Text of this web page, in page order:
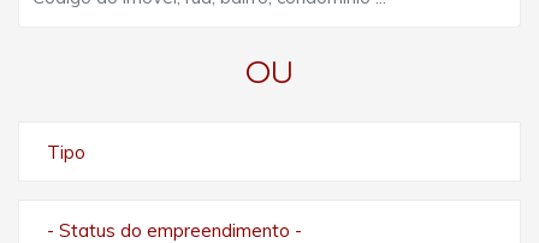
OU
Tipo
- Status do empreendimento -